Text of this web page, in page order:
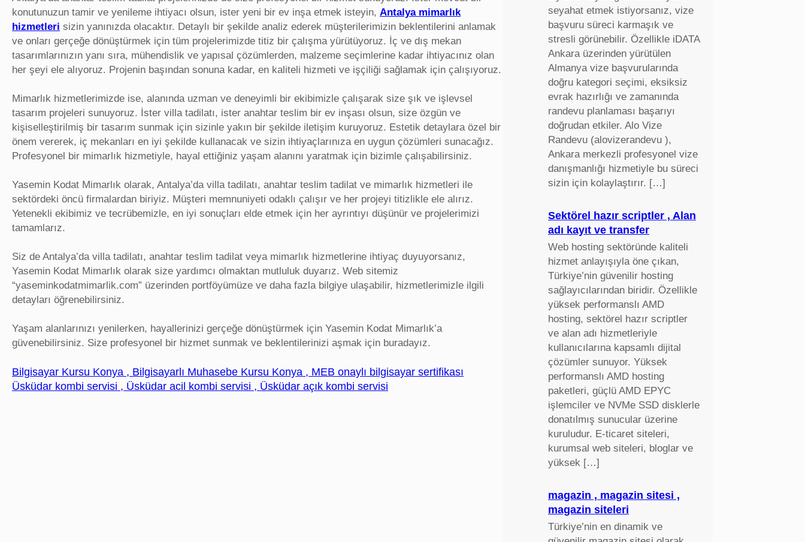
konutunuzun tamir ve yenileme ihtiyacı olsun, ister yeni bir ev inşa etmek isteyin, Antalya mimarlık
hizmetleri sizin yanınızda olacaktır. Detaylı bir şekilde analiz ederek müşterilerimizin beklentilerini anlamak
ve onları gerçeğe dönüştürmek için tüm projelerimizde titiz bir çalışma yürütüyoruz. İç ve dış mekan
tasarımlarınızın yanı sıra, mühendislik ve yapısal çözümlerden, malzeme seçimlerine kadar ihtiyacınız olan
her şeyi ele alıyoruz. Projenin başından sonuna kadar, en kaliteli hizmeti ve işçiliği sağlamak için çalışıyoruz.
Mimarlık hizmetlerimizde ise, alanında uzman ve deneyimli bir ekibimizle çalışarak size şık ve işlevsel
tasarım projeleri sunuyoruz. İster villa tadilatı, ister anahtar teslim bir ev inşası olsun, size özgün ve
kişiselleştirilmiş bir tasarım sunmak için sizinle yakın bir şekilde iletişim kuruyoruz. Estetik detaylara özel bir
önem vererek, iç mekanları en iyi şekilde kullanacak ve sizin ihtiyaçlarınıza en uygun çözümleri sunacağız.
Profesyonel bir mimarlık hizmetiyle, hayal ettiğiniz yaşam alanını yaratmak için bizimle çalışabilirsiniz.
Yasemin Kodat Mimarlık olarak, Antalya’da villa tadilatı, anahtar teslim tadilat ve mimarlık hizmetleri ile
sektördeki öncü firmalardan biriyiz. Müşteri memnuniyeti odaklı çalışır ve her projeyi titizlikle ele alırız.
Yetenekli ekibimiz ve tecrübemizle, en iyi sonuçları elde etmek için her ayrıntıyı düşünür ve projelerimizi
tamamlarız.
Siz de Antalya’da villa tadilatı, anahtar teslim tadilat veya mimarlık hizmetlerine ihtiyaç duyuyorsanız,
Yasemin Kodat Mimarlık olarak size yardımcı olmaktan mutluluk duyarız. Web sitemiz
“yaseminkodatmimarlik.com” üzerinden portföyümüze ve daha fazla bilgiye ulaşabilir, hizmetlerimizle ilgili
detayları öğrenebilirsiniz.
Yaşam alanlarınızı yenilerken, hayallerinizi gerçeğe dönüştürmek için Yasemin Kodat Mimarlık’a
güvenebilirsiniz. Size profesyonel bir hizmet sunmak ve beklentilerinizi aşmak için buradayız.
Bilgisayar Kursu Konya , Bilgisayarlı Muhasebe Kursu Konya , MEB onaylı bilgisayar sertifikası
Üsküdar kombi servisi , Üsküdar acil kombi servisi , Üsküdar açık kombi servisi
seyahat etmek istiyorsanız, vize
başvuru süreci karmaşık ve
stresli görünebilir. Özellikle iDATA
Ankara üzerinden yürütülen
Almanya vize başvurularında
doğru kategori seçimi, eksiksiz
evrak hazırlığı ve zamanında
randevu planlaması başarıyı
doğrudan etkiler. Alo Vize
Randevu (alovizerandevu ),
Ankara merkezli profesyonel vize
danışmanlığı hizmetiyle bu süreci
sizin için kolaylaştırır. […]
Sektörel hazır scriptler , Alan
adı kayıt ve transfer
Web hosting sektöründe kaliteli
hizmet anlayışıyla öne çıkan,
Türkiye’nin güvenilir hosting
sağlayıcılarından biridir. Özellikle
yüksek performanslı AMD
hosting, sektörel hazır scriptler
ve alan adı hizmetleriyle
kullanıcılarına kapsamlı dijital
çözümler sunuyor. Yüksek
performanslı AMD hosting
paketleri, güçlü AMD EPYC
işlemciler ve NVMe SSD disklerle
donatılmış sunucular üzerine
kuruludur. E-ticaret siteleri,
kurumsal web siteleri, bloglar ve
yüksek […]
magazin , magazin sitesi ,
magazin siteleri
Türkiye’nin en dinamik ve